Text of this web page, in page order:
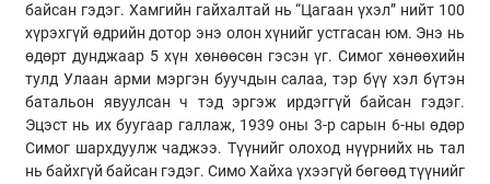
байсан гэдэг. Хамгийн гайхалтай нь “Цагаан үхэл” нийт 100
хүрэхгүй өдрийн дотор энэ олон хүнийг устгасан юм. Энэ нь
өдөрт дунджаар 5 хүн хөнөөсөн гэсэн үг. Симог хөнөөхийн
тулд Улаан арми мэргэн буучдын салаа, тэр бүү хэл бүтэн
батальон явуулсан ч тэд эргэж ирдэггүй байсан гэдэг.
Эцэст нь их буугаар галлаж, 1939 оны 3-р сарын 6-ны өдөр
Симог шархдуулж чаджээ. Түүнийг олоход нүүрнийх нь тал
нь байхгүй байсан гэдэг. Симо Хайха үхээгүй бөгөөд түүнийг